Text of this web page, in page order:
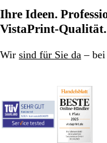
Ihre Ideen.
VistaPrint-Qualität.
Wir sind für Sie da – bei